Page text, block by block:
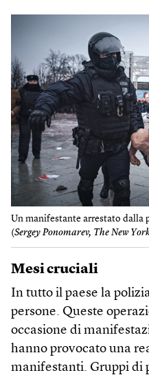
Un manifestante arrestato dalla
(Sergey Ponomare​v, The New
Mesi cruciali
In tutto il paese la
persone. Queste
occasione di
hanno provocato una
manifestanti. Gruppi di